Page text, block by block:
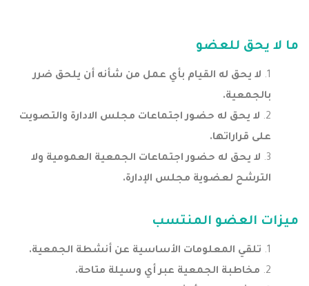
ما لا يحق للعضو
لا يحق له القيام بأي عمل من شأنه أن يلحق ضرر
بالجمعية.
لا يحق له حضور اجتماعات مجلس الادارة والتصويت
على قراراتها.
لا يحق له حضور اجتماعات الجمعية العمومية ولا
الترشح لعضوية مجلس الإدارة.
ميزات العضو المنتسب
تلقي المعلومات الأساسية عن أنشطة الجمعية.
مخاطبة الجمعية عبر أي وسيلة متاحة.